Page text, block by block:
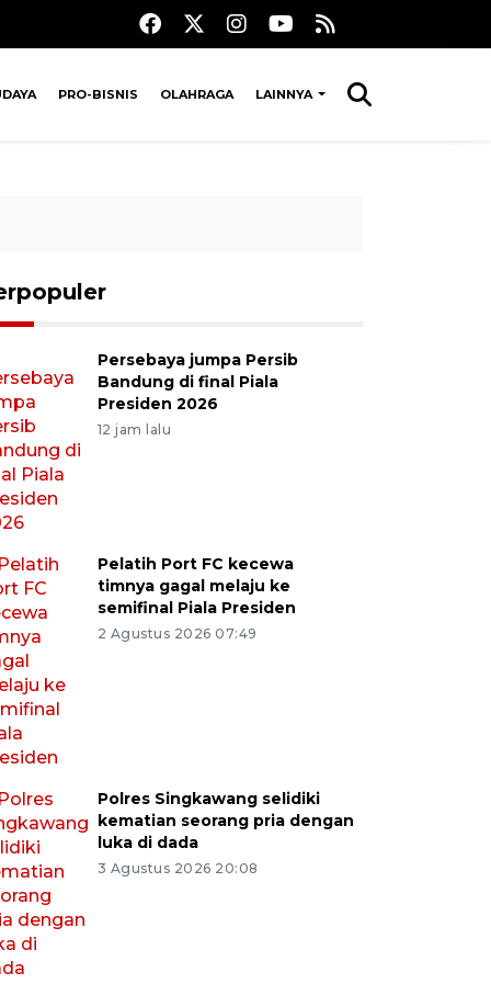
PRO-BISNIS OLAHRAGA LAINNYA
Persebaya jumpa Persib
Bandung di final Piala
Presiden 2026
12 jam lalu
Pelatih Port FC kecewa
timnya gagal melaju ke
semifinal Piala Presiden
2 Agustus 2026 07:49
Polres Singkawang selidiki
kematian seorang pria dengan
luka di dada
3 Agustus 2026 20:08